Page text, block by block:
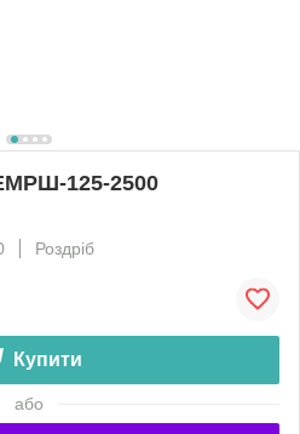
125-2500
Роздріб
Купити
або